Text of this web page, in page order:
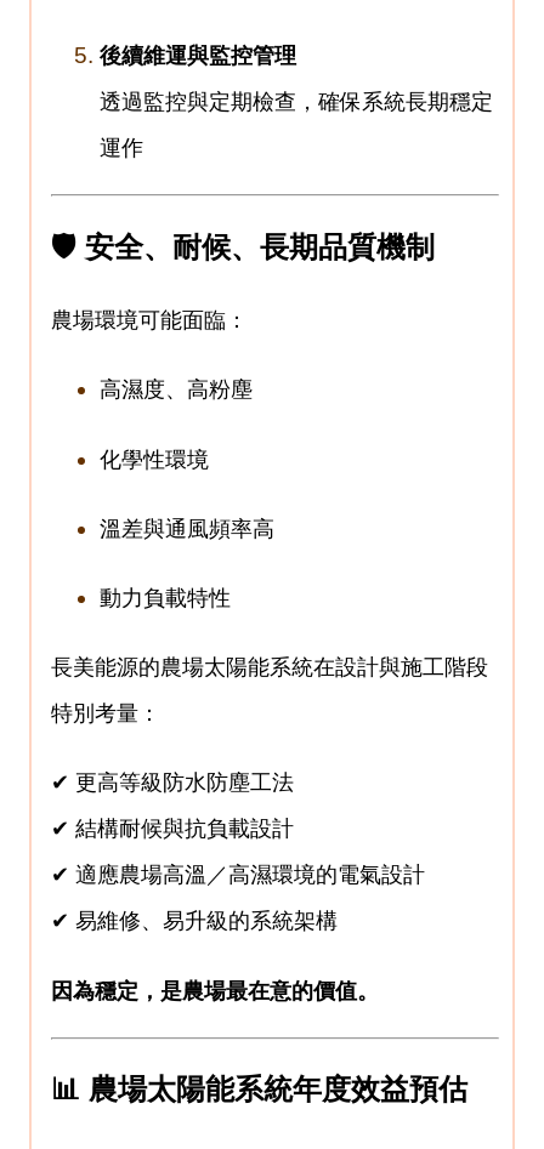
後續維運與監控管理
透過監控與定期檢查，確保系統長期穩定
運作
🛡 安全、耐候、長期品質機制
農場環境可能面臨：
高濕度、高粉塵
化學性環境
溫差與通風頻率高
動力負載特性
長美能源的農場太陽能系統在設計與施工階段
特別考量：
✔ 更高等級防水防塵工法
✔ 結構耐候與抗負載設計
✔ 適應農場高溫／高濕環境的電氣設計
✔ 易維修、易升級的系統架構
因為穩定，是農場最在意的價值。
📊 農場太陽能系統年度效益預估